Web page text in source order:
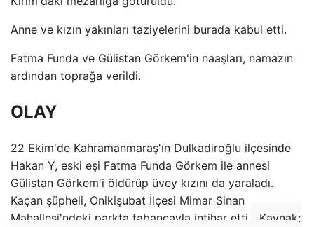
Anne ve kızın yakınları taziyelerini burada kabul etti.
Fatma Funda ve Gülistan Görkem'in naaşları, namazın
ardından toprağa verildi.
OLAY
22 Ekim'de Kahramanmaraş'ın Dulkadiroğlu ilçesinde
Hakan Y, eski eşi Fatma Funda Görkem ile annesi
Gülistan Görkem'i öldürüp üvey kızını da yaraladı.
Kaçan şüpheli, Onikişubat İlçesi Mimar Sinan
Mahallesi'ndeki parkta tabancayla intihar etti.
Kaynak: